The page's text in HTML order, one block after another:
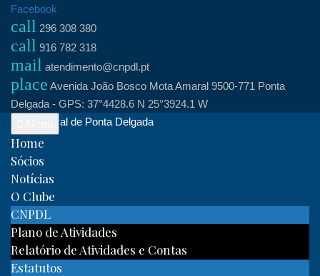
Skip
content
Facebook
call 296 308 380
call 916 782 318
mail atendimento@cnpdl.pt
place Avenida João Bosco Mota Amaral 9500-771 Ponta
Delgada - GPS: 37°4428.6 N 25°3924.1 W
Clube Naval de Ponta Delgada
Home
Sócios
Notícias
O Clube
CNPDL
Plano de Atividades
Relatório de Atividades e Contas
Estatutos